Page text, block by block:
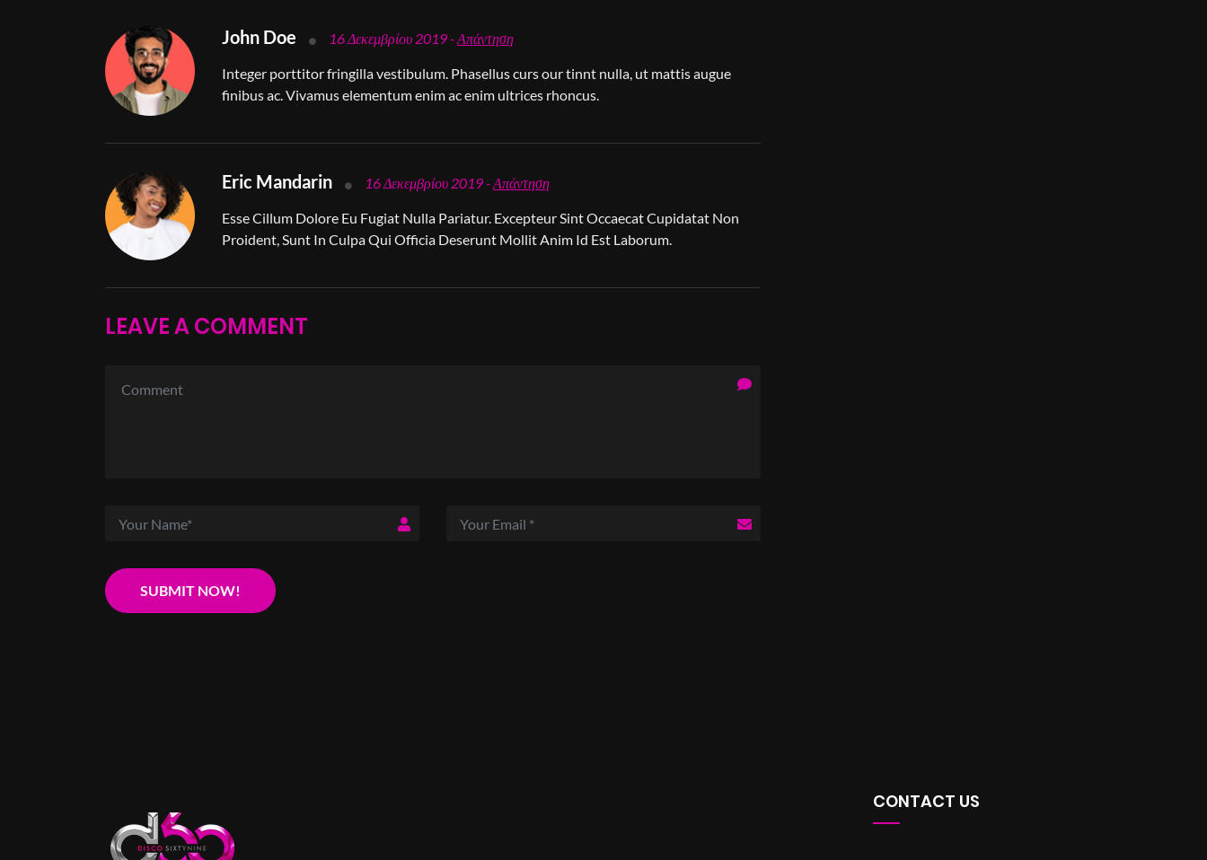
John Doe 16 Δεκεμβρίου 2019 -Απάντηση
Integer porttitor fringilla vestibulum. Phasellus curs our tinnt nulla, ut mattis augue
finibus ac. Vivamus elementum enim ac enim ultrices rhoncus.
Eric Mandarin 16 Δεκεμβρίου 2019 -Απάντηση
Esse Cillum Dolore Eu Fugiat Nulla Pariatur. Excepteur Sint Occaecat Cupidatat Non
Proident, Sunt In Culpa Qui Officia Deserunt Mollit Anim Id Est Laborum.
LEAVE A COMMENT
CONTACT US